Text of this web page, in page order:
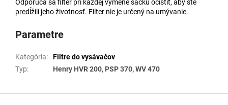
Odporúča sa filter pri každej výmene sáčku očistiť, aby ste
predĺžili jeho životnosť. Filter nie je určený na umývanie.
Parametre
Kategória:
Filtre do vysávačov
Typ: Henry HVR 200, PSP 370, WV 470